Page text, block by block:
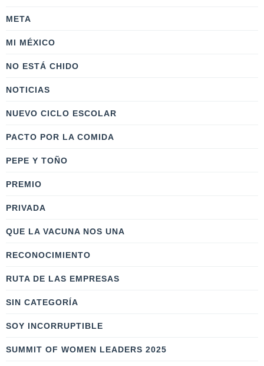
META
MI MÉXICO
NO ESTÁ CHIDO
NOTICIAS
NUEVO CICLO ESCOLAR
PACTO POR LA COMIDA
PEPE Y TOÑO
PREMIO
PRIVADA
QUE LA VACUNA NOS UNA
RECONOCIMIENTO
RUTA DE LAS EMPRESAS
SIN CATEGORÍA
SOY INCORRUPTIBLE
SUMMIT OF WOMEN LEADERS 2025